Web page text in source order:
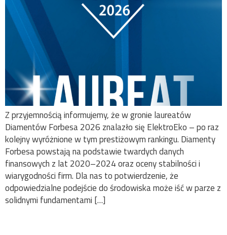
Z przyjemnością informujemy, że w gronie laureatów
Diamentów Forbesa 2026 znalazło się ElektroEko – po raz
kolejny wyróżnione w tym prestiżowym rankingu. Diamenty
Forbesa powstają na podstawie twardych danych
finansowych z lat 2020–2024 oraz oceny stabilności i
wiarygodności firm. Dla nas to potwierdzenie, że
odpowiedzialne podejście do środowiska może iść w parze z
solidnymi fundamentami […]